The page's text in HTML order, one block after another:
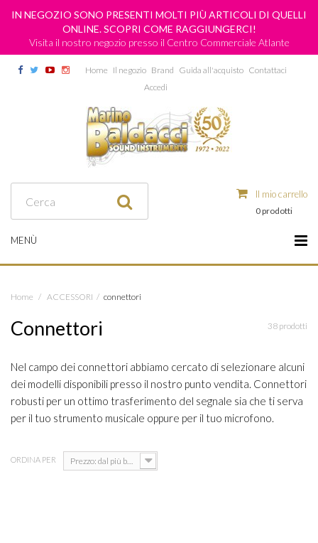
IN NEGOZIO SONO PRESENTI MOLTI PIÙ ARTICOLI DI QUELLI
ONLINE. SCOPRI COME RAGGIUNGERCI!
Visita il nostro negozio presso il Centro Commerciale Atlante
Home Il negozio Brand Guida all'acquisto Contattaci
Accedi
Il mio carrello
0 prodotti
MENÙ
Home / ACCESSORI / connettori
38 prodotti
Connettori
Nel campo dei connettori abbiamo cercato di selezionare alcuni
dei modelli disponibili presso il nostro punto vendita. Connettori
robusti per un ottimo trasferimento del segnale sia che ti serva
per il tuo strumento musicale oppure per il tuo microfono.
ORDINA PER Prezzo: dal più basso